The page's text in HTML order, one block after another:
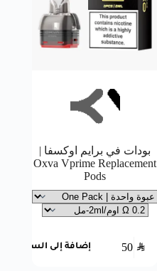
بودات في برايم اوكسفا |
Oxva Vprime Replacement
Pods
50 SAR إضافة إلى السلة